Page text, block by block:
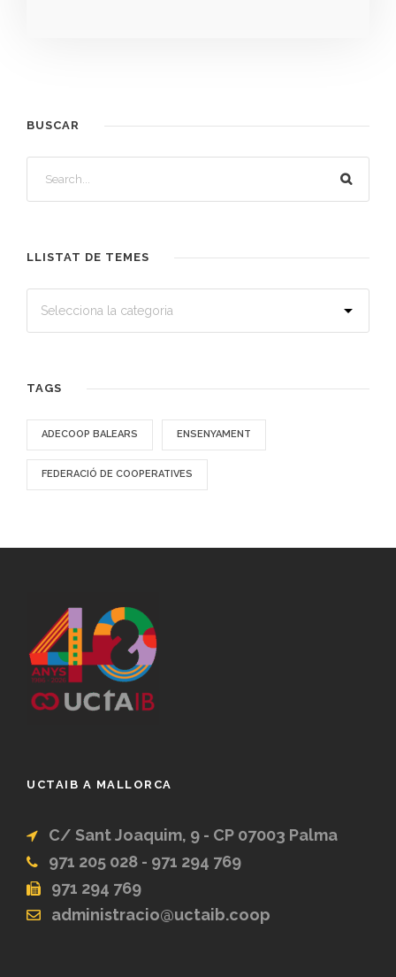
BUSCAR
LLISTAT DE TEMES
TAGS
ADECOOP BALEARS ENSENYAMENT
FEDERACIÓ DE COOPERATIVES
UCTAIB A MALLORCA
C/ Sant Joaquim, 9 - CP 07003 Palma
971 205 028 - 971 294 769
971 294 769
administracio@uctaib.coop